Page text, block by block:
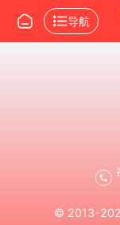
导航
© 2013-